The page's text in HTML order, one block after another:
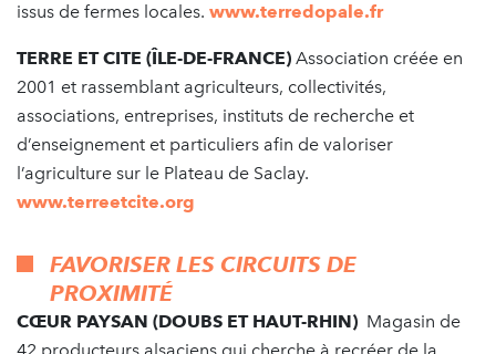
issus de fermes locales. www.terredopale.fr
TERRE ET CITE (ÎLE-DE-FRANCE) Association créée en
2001 et rassemblant agriculteurs, collectivités,
associations, entreprises, instituts de recherche et
d’enseignement et particuliers afin de valoriser
l’agriculture sur le Plateau de Saclay.
www.terreetcite.org
FAVORISER LES CIRCUITS DE
PROXIMITÉ
CŒUR PAYSAN (DOUBS ET HAUT-RHIN) Magasin de